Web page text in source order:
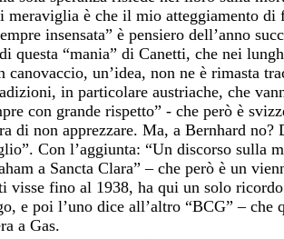
meraviglia è che il mio atteggiamento di
insensata” è pensiero dell’anno
questa “mania” di Canetti, che nei
un’idea, non ne è rimasta
in particolare austriache, che
con grande rispetto” - che però è
di non apprezzare. Ma, a Bernhard
Con l’aggiunta: “Un discorso sulla
a Sancta Clara” – che però è un
visse fino al 1938, ha qui un solo
e poi l’uno dice all’altro “BCG” – che
a Gas.